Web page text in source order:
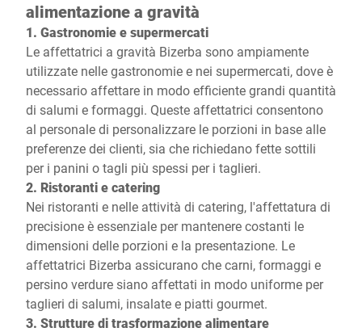
alimentazione a gravità
1. Gastronomie e supermercati
Le affettatrici a gravità Bizerba sono ampiamente
utilizzate nelle gastronomie e nei supermercati, dove è
necessario affettare in modo efficiente grandi quantità
di salumi e formaggi. Queste affettatrici consentono
al personale di personalizzare le porzioni in base alle
preferenze dei clienti, sia che richiedano fette sottili
per i panini o tagli più spessi per i taglieri.
2. Ristoranti e catering
Nei ristoranti e nelle attività di catering, l'affettatura di
precisione è essenziale per mantenere costanti le
dimensioni delle porzioni e la presentazione. Le
affettatrici Bizerba assicurano che carni, formaggi e
persino verdure siano affettati in modo uniforme per
taglieri di salumi, insalate e piatti gourmet.
3. Strutture di trasformazione alimentare